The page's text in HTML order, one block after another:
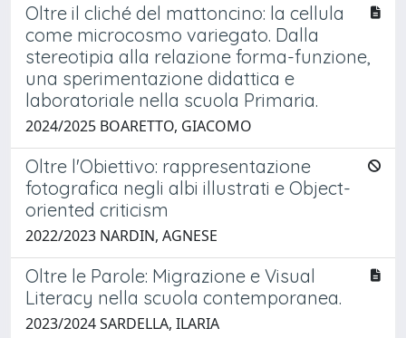
Oltre il cliché del mattoncino: la cellula
come microcosmo variegato. Dalla
stereotipia alla relazione forma-funzione,
una sperimentazione didattica e
laboratoriale nella scuola Primaria.
2024/2025 BOARETTO, GIACOMO
Oltre l'Obiettivo: rappresentazione
fotografica negli albi illustrati e Object-
oriented criticism
2022/2023 NARDIN, AGNESE
Oltre le Parole: Migrazione e Visual
Literacy nella scuola contemporanea.
2023/2024 SARDELLA, ILARIA